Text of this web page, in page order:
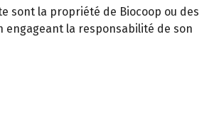
sont la propriété de Biocoop ou des
la responsabilité de son